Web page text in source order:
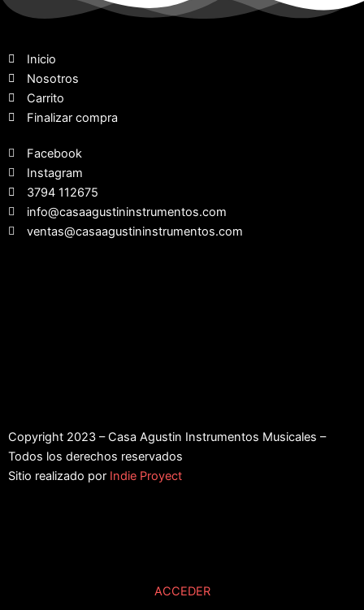
Inicio
Nosotros
Carrito
Finalizar compra
Facebook
Instagram
3794 112675
info@casaagustininstrumentos.com
ventas@casaagustininstrumentos.com
Copyright 2023 – Casa Agustin Instrumentos Musicales –
Todos los derechos reservados
Sitio realizado por Indie Proyect
ACCEDER